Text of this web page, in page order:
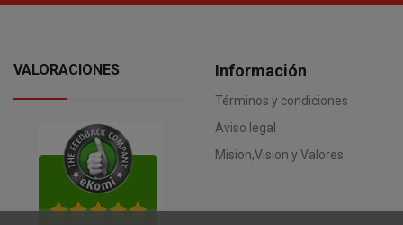
VALORACIONES Información
Términos y condiciones
Aviso legal
Mision,Vision y Valores